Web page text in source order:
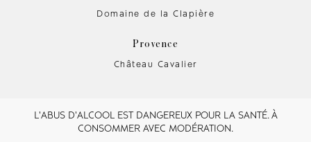
Domaine de la Clapière
Provence
Château Cavalier
L'ABUS D'ALCOOL EST DANGEREUX POUR LA SANTÉ. À
CONSOMMER AVEC MODÉRATION.